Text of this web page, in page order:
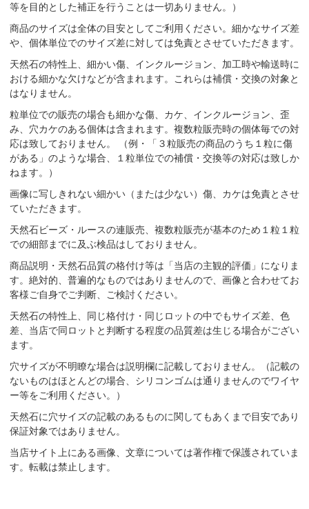
等を目的とした補正を行うことは一切ありません。）
商品のサイズは全体の目安としてご利用ください。細かなサイズ差
や、個体単位でのサイズ差に対しては免責とさせていただきます。
天然石の特性上、細かい傷、インクルージョン、加工時や輸送時に
おける細かな欠けなどが含まれます。これらは補償・交換の対象と
はなりません。
粒単位での販売の場合も細かな傷、カケ、インクルージョン、歪
み、穴カケのある個体は含まれます。複数粒販売時の個体毎での対
応は致しておりません。 （例・「３粒販売の商品のうち１粒に傷
がある」のような場合、１粒単位での補償・交換等の対応は致しか
ねます。）
画像に写しきれない細かい（または少ない）傷、カケは免責とさせ
ていただきます。
天然石ビーズ・ルースの連販売、複数粒販売が基本のため１粒１粒
での細部までに及ぶ検品はしておりません。
商品説明・天然石品質の格付け等は「当店の主観的評価」になりま
す。絶対的、普遍的なものではありませんので、画像と合わせてお
客様ご自身でご判断、ご検討ください。
天然石の特性上、同じ格付け・同じロットの中でもサイズ差、色
差、当店で同ロットと判断する程度の品質差は生じる場合がござい
ます。
穴サイズが不明瞭な場合は説明欄に記載しておりません。（記載の
ないものはほとんどの場合、シリコンゴムは通りませんのでワイヤ
ー等をご利用ください。）
天然石に穴サイズの記載のあるものに関してもあくまで目安であり
保証対象ではありません。
当店サイト上にある画像、文章については著作権で保護されていま
す。転載は禁止します。